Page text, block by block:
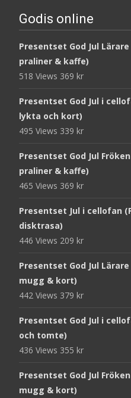
Godis online
Presentset God Jul
praliner & kaffe)
518 Views 369 kr
Presentset God Jul i
lykta och kort)
495 Views 339 kr
Presentset God Jul
praliner & kaffe)
465 Views 369 kr
Presentset Jul i cellofan
disktrasa)
446 Views 209 kr
Presentset God Jul
mugg & kort)
442 Views 379 kr
Presentset God Jul i
och tomte)
436 Views 355 kr
Presentset God Jul
mugg & kort)